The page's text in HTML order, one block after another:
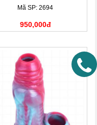
Mã SP: 2694
950,000đ